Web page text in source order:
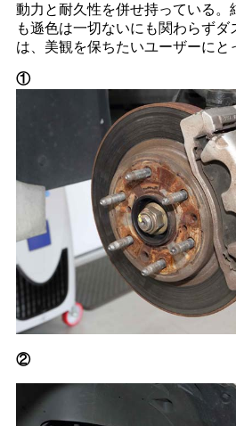
動力と耐久性を併せ持っている。
も遜色は一切ないにも関わらず
は、美観を保ちたいユーザーにと
①
②